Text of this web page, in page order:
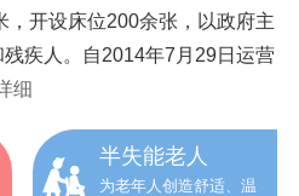
，开设床位200余张，以政府主
疾人。自2014年7月29日运营
细
半失能老人
为老年人创造舒适、温